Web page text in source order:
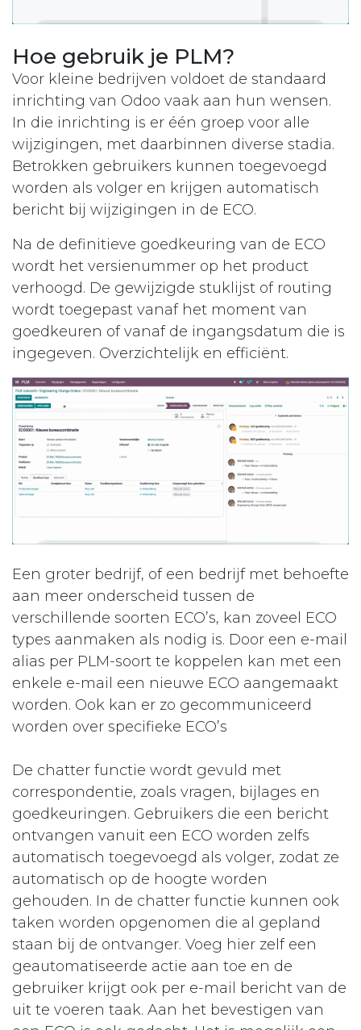
Hoe gebruik je PLM?
Voor kleine bedrijven voldoet de standaard
inrichting van Odoo vaak aan hun wensen.
In die inrichting is er één groep voor alle
wijzigingen, met daarbinnen diverse stadia.
Betrokken gebruikers kunnen toegevoegd
worden als volger en krijgen automatisch
bericht bij wijzigingen in de ECO.
Na de definitieve goedkeuring van de ECO
wordt het versienummer op het product
verhoogd. De gewijzigde stuklijst of routing
wordt toegepast vanaf het moment van
goedkeuren of vanaf de ingangsdatum die is
ingegeven. Overzichtelijk en efficiënt.
Een groter bedrijf, of een bedrijf met behoefte
aan meer onderscheid tussen de
verschillende soorten ECO’s, kan zoveel ECO
types aanmaken als nodig is. Door een e-mail
alias per PLM-soort te koppelen kan met een
enkele e-mail een nieuwe ECO aangemaakt
worden. Ook kan er zo gecommuniceerd
worden over specifieke ECO’s
De chatter functie wordt gevuld met
correspondentie, zoals vragen, bijlages en
goedkeuringen. Gebruikers die een bericht
ontvangen vanuit een ECO worden zelfs
automatisch toegevoegd als volger, zodat ze
automatisch op de hoogte worden
gehouden. In de chatter functie kunnen ook
taken worden opgenomen die al gepland
staan bij de ontvanger. Voeg hier zelf een
geautomatiseerde actie aan toe en de
gebruiker krijgt ook per e-mail bericht van de
uit te voeren taak. Aan het bevestigen van